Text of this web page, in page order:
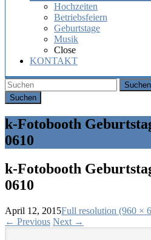
Hochzeiten
Betriebsfeiern
Geburtstage
Musik
Close
KONTAKT
Suchen
k-Fotobooth
0610
k-Fotobooth
0610
April 12, 2015Full resolution (960 ×
← Previous Next →